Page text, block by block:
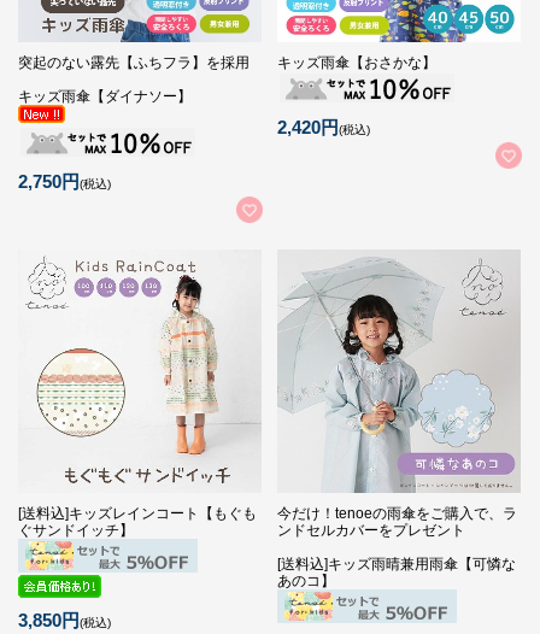
突起のない露先【ふちフラ】を採用
キッズ雨傘【ダイナソー】
2,750円(税込)
キッズ雨傘【おさかな】
2,420円(税込)
[送料込]キッズレインコート【もぐも
ぐサンドイッチ】
3,850円(税込)
今だけ！tenoeの雨傘をご購入で、ラ
ンドセルカバーをプレゼント
[送料込]キッズ雨晴兼用雨傘【可憐な
あのコ】